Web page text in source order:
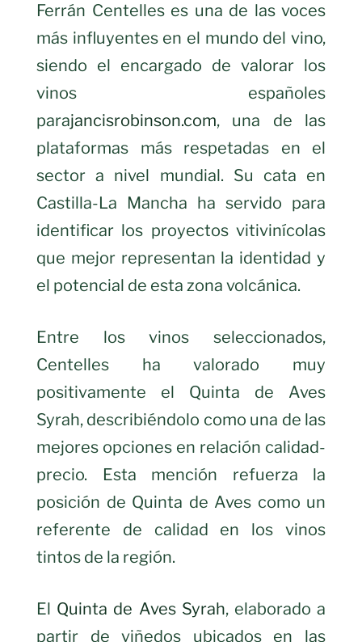
Ferrán Centelles es una de las voces
más influyentes en el mundo del vino,
siendo el encargado de valorar los
vinos españoles
parajancisrobinson.com, una de las
plataformas más respetadas en el
sector a nivel mundial. Su cata en
Castilla-La Mancha ha servido para
identificar los proyectos vitivinícolas
que mejor representan la identidad y
el potencial de esta zona volcánica.
Entre los vinos seleccionados,
Centelles ha valorado muy
positivamente el Quinta de Aves
Syrah, describiéndolo como una de las
mejores opciones en relación calidad-
precio. Esta mención refuerza la
posición de Quinta de Aves como un
referente de calidad en los vinos
tintos de la región.
El Quinta de Aves Syrah, elaborado a
partir de viñedos ubicados en las